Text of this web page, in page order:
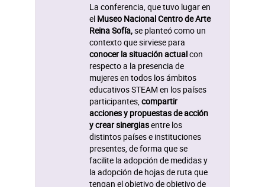
La conferencia, que tuvo lugar en
el Museo Nacional Centro de Arte
Reina Sofía,se planteó como un
contexto que sirviese para
conocer la situación actualcon
respecto a la presencia de
mujeres en todos los ámbitos
educativos STEAM en los países
participantes, compartir
acciones y propuestas de acción
y crear sinergiasentre los
distintos países e instituciones
presentes, de forma que se
facilite la adopción de medidas y
la adopción de hojas de ruta que
tengan el objetivo de objetivo de